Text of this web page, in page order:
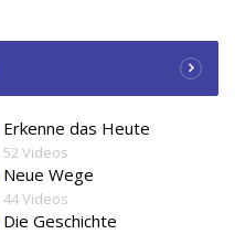
Erkenne das Heute
52 Videos
Neue Wege
44 Videos
Die Geschichte